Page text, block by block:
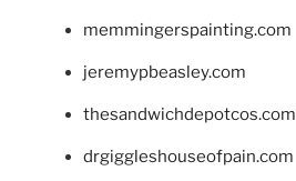
memmingerspainting.com
jeremypbeasley.com
thesandwichdepotcos.com
drgiggleshouseofpain.com